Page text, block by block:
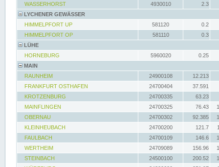
WASSERHORST
4930010
2.3
LYCHENER GEWÄSSER
HIMMELPFORT UP
581120
0.2
HIMMELPFORT OP
581110
0.3
LÜHE
HORNEBURG
5960020
0.25
MAIN
RAUNHEIM
24900108
12.213
FRANKFURT OSTHAFEN
24700404
37.591
KROTZENBURG
24700335
63.23
MAINFLINGEN
24700325 76.43
OBERNAU
24700302 92.385
KLEINHEUBACH
24700200 121.7
FAULBACH
24700109 146.6
WERTHEIM
24709089 156.96
STEINBACH
24500100 200.52